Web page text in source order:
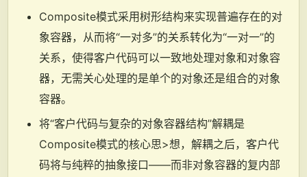
Composite模式采用树形结构来实现普遍存在的对
象容器，从而将“一对多”的关系转化为“一对一”的
关系，使得客户代码可以一致地处理对象和对象容
器，无需关心处理的是单个的对象还是组合的对象
容器。
将“客户代码与复杂的对象容器结构”解耦是
Composite模式的核心思>想，解耦之后，客户代
码将与纯粹的抽象接口——而非对象容器的复内部